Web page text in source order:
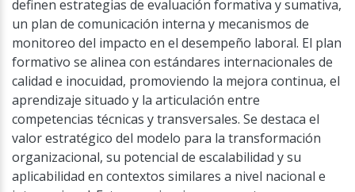
definen estrategias de evaluación formativa y sumativa,
un plan de comunicación interna y mecanismos de
monitoreo del impacto en el desempeño laboral. El plan
formativo se alinea con estándares internacionales de
calidad e inocuidad, promoviendo la mejora continua, el
aprendizaje situado y la articulación entre
competencias técnicas y transversales. Se destaca el
valor estratégico del modelo para la transformación
organizacional, su potencial de escalabilidad y su
aplicabilidad en contextos similares a nivel nacional e